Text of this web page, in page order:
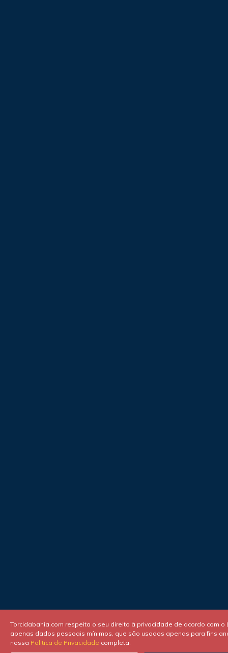
Torcidabahia.com respeita o seu direito à privacidade de acordo com o
apenas dados pessoais mínimos, que são usados apenas para fins
nossa Politica de Privacidade completa.